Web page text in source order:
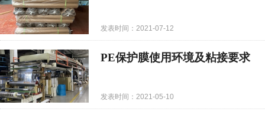
发表时间：2021-07-12
PE保护膜使用环境及粘接要求
发表时间：2021-05-10